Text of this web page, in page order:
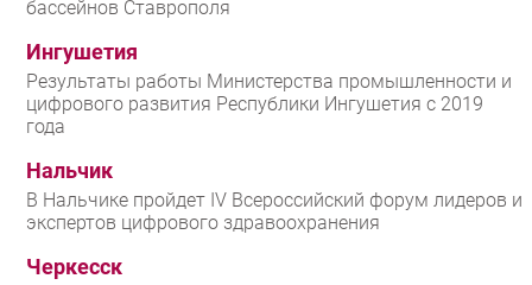
бассейнов Ставрополя
Ингушетия
Результаты работы Министерства промышленности и
цифрового развития Республики Ингушетия с 2019
года
Нальчик
В Нальчике пройдет IV Всероссийский форум лидеров и
экспертов цифрового здравоохранения
Черкесск